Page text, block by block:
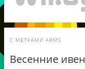
С МЕТКАМИ ARMS
Весенние